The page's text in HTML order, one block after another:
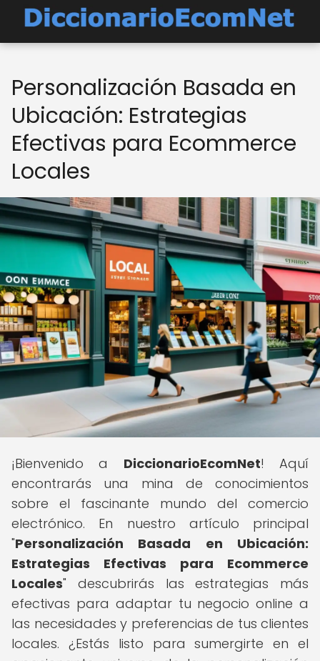
Personalización Basada en
Ubicación: Estrategias
Efectivas para Ecommerce
Locales
¡Bienvenido a DiccionarioEcomNet! Aquí
encontrarás una mina de conocimientos
sobre el fascinante mundo del comercio
electrónico. En nuestro artículo principal
"Personalización Basada en Ubicación:
Estrategias Efectivas para Ecommerce
Locales" descubrirás las estrategias más
efectivas para adaptar tu negocio online a
las necesidades y preferencias de tus clientes
locales. ¿Estás listo para sumergirte en el